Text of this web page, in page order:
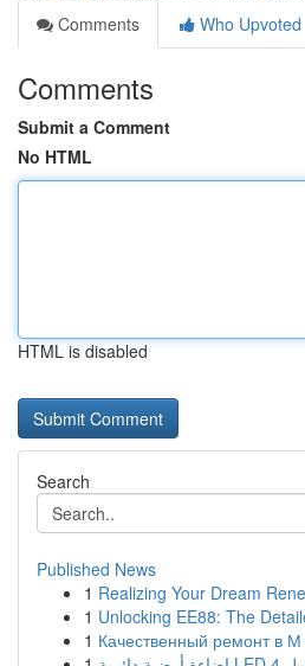
Comments
Who Upvoted
Comments
Submit a Comment
No HTML
HTML is disabled
Search
Published News
1 Realizing Your Dream
1 Unlocking EE88: The
1 Качественный ремонт в